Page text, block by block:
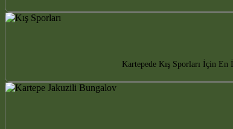
Kartepede Kış Sporları İçin En